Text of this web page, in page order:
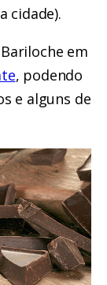
cidade).
em
, podendo
e alguns de